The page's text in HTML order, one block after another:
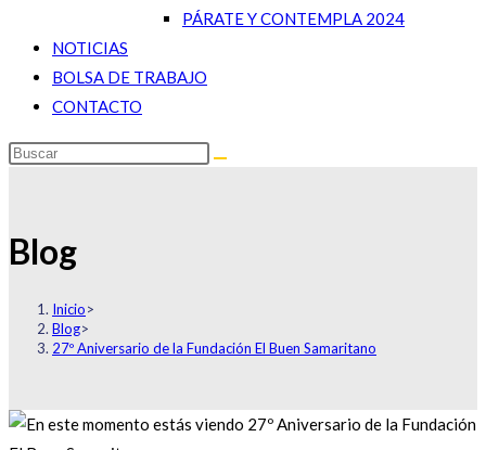
PÁRATE Y CONTEMPLA 2024
NOTICIAS
BOLSA DE TRABAJO
CONTACTO
Blog
Inicio>
Blog>
27º Aniversario de la Fundación El Buen Samaritano